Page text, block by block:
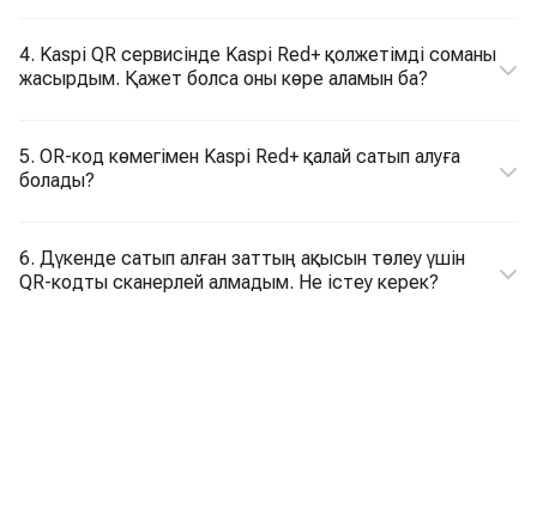
4. Kaspi QR сервисінде Kaspi Red+ қолжетімді соманы
жасырдым. Қажет болса оны көре аламын ба?
5. OR-код көмегімен Kaspi Red+ қалай сатып алуға
болады?
6. Дүкенде сатып алған заттың ақысын төлеу үшін
QR-кодты сканерлей алмадым. Не істеу керек?